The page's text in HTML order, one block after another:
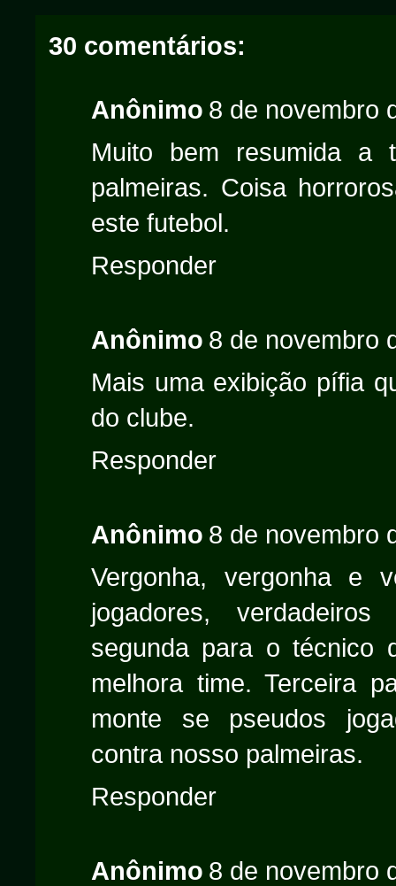
30 comentários:
Anônimo 8 de novembro
Muito bem resumida a
palmeiras. Coisa
este futebol.
Responder
Anônimo 8 de novembro
Mais uma exibição pífia
do clube.
Responder
Anônimo 8 de novembro
Vergonha, vergonha e
jogadores,
segunda para o técnico
melhora time. Terceira
monte se pseudos
contra nosso palmeiras.
Responder
Anônimo 8 de novembro